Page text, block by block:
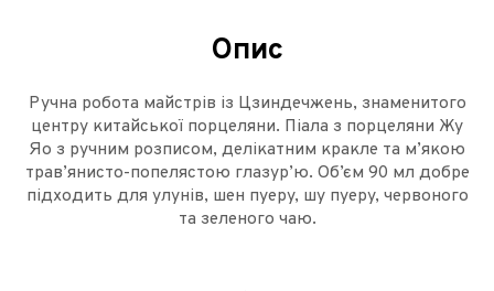
Опис
Ручна робота майстрів із Цзиндечжень, знаменитого
центру китайської порцеляни. Піала з порцеляни Жу
Яо з ручним розписом, делікатним кракле та м’якою
трав’янисто-попелястою глазур’ю. Об’єм 90 мл добре
підходить для улунів, шен пуеру, шу пуеру, червоного
та зеленого чаю.